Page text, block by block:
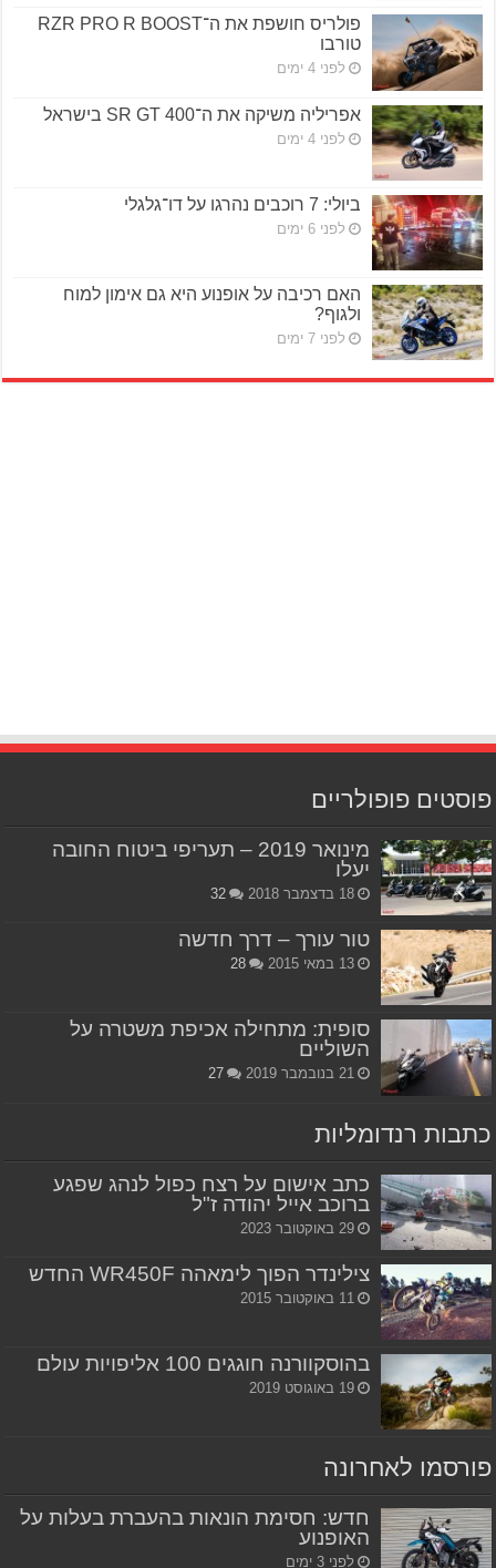
פולריס חושפת את ה־RZR PRO R BOOST
טורבו
לפני 4 ימים
אפריליה משיקה את ה־SR GT 400 בישראל
לפני 4 ימים
ביולי: 7 רוכבים נהרגו על דו־גלגלי
לפני 6 ימים
האם רכיבה על אופנוע היא גם אימון למוח
ולגוף?
לפני 7 ימים
פוסטים פופולריים
מינואר 2019 – תעריפי ביטוח החובה
יעלו
18 בדצמבר 2018 32
טור עורך – דרך חדשה
13 במאי 2015 28
סופית: מתחילה אכיפת משטרה על
השוליים
21 בנובמבר 2019 27
כתבות רנדומליות
כתב אישום על רצח כפול לנהג שפגע
ברוכב אייל יהודה ז"ל
29 באוקטובר 2023
צילינדר הפוך לימאהה WR450F החדש
11 באוקטובר 2015
בהוסקוורנה חוגגים 100 אליפויות עולם
19 באוגוסט 2019
פורסמו לאחרונה
חדש: חסימת הונאות בהעברת בעלות על
האופנוע
לפני 3 ימים